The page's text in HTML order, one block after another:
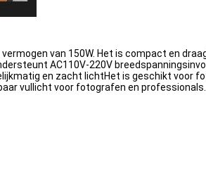
van 150W. Het is compact en
AC110V-220V
en zacht lichtHet is geschikt voor
vullicht voor fotografen en professionals.